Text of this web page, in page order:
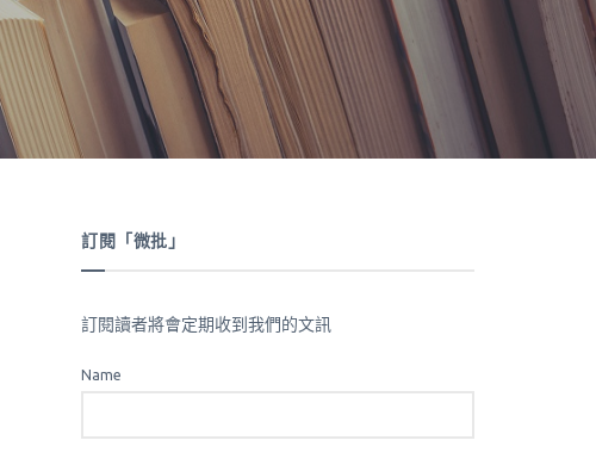
訂閱「微批」
訂閱讀者將會定期收到我們的文訊
Name